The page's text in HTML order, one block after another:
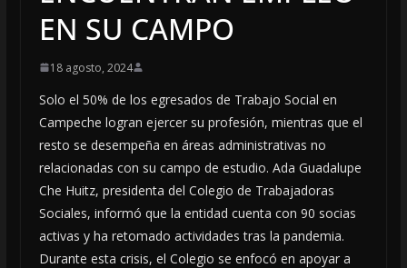
EN SU CAMPO
18 agosto, 2024
Solo el 50% de los egresados de Trabajo Social en
Campeche logran ejercer su profesión, mientras que el
resto se desempeña en áreas administrativas no
relacionadas con su campo de estudio. Ada Guadalupe
Che Huitz, presidenta del Colegio de Trabajadoras
Sociales, informó que la entidad cuenta con 90 socias
activas y ha retomado actividades tras la pandemia.
Durante esta crisis, el Colegio se enfocó en apoyar a